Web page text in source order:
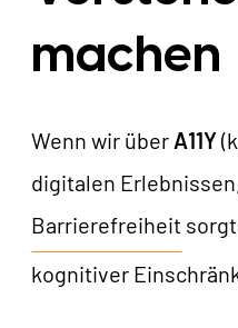
machen
Wenn wir über A11Y
digitalen
Barrierefreiheit
kognitiver